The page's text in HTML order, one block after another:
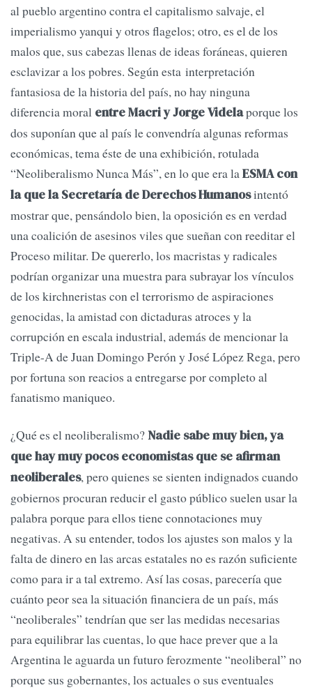
al pueblo argentino contra el capitalismo salvaje, el
imperialismo yanqui y otros flagelos; otro, es el de los
malos que, sus cabezas llenas de ideas foráneas, quieren
esclavizar a los pobres. Según esta interpretación
fantasiosa de la historia del país, no hay ninguna
diferencia moral entre Macri y Jorge Videlaporque los
dos suponían que al país le convendría algunas reformas
económicas, tema éste de una exhibición, rotulada
“Neoliberalismo Nunca Más”, en lo que era laESMA con
la que la Secretaría de Derechos Humanosintentó
mostrar que, pensándolo bien, la oposición es en verdad
una coalición de asesinos viles que sueñan con reeditar el
Proceso militar. De quererlo, los macristas y radicales
podrían organizar una muestra para subrayar los vínculos
de los kirchneristas con el terrorismo de aspiraciones
genocidas, la amistad con dictaduras atroces y la
corrupción en escala industrial, además de mencionar la
Triple-A de Juan Domingo Perón y José López Rega, pero
por fortuna son reacios a entregarse por completo al
fanatismo maniqueo.
¿Qué es el neoliberalismo?Nadie sabe muy bien, ya
que hay muy pocos economistas que se afirman
neoliberales, pero quienes se sienten indignados cuando
gobiernos procuran reducir el gasto público suelen usar la
palabra porque para ellos tiene connotaciones muy
negativas. A su entender, todos los ajustes son malos y la
falta de dinero en las arcas estatales no es razón suficiente
como para ir a tal extremo. Así las cosas, parecería que
cuánto peor sea la situación financiera de un país, más
“neoliberales” tendrían que ser las medidas necesarias
para equilibrar las cuentas, lo que hace prever que a la
Argentina le aguarda un futuro ferozmente “neoliberal” no
porque sus gobernantes, los actuales o sus eventuales